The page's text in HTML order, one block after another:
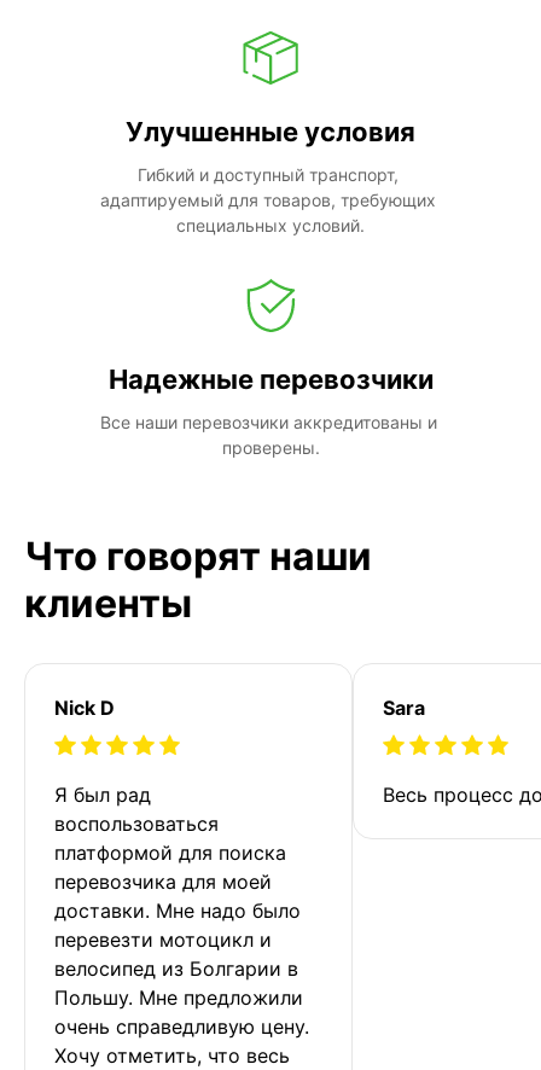
Улучшенные условия
Гибкий и доступный транспорт,
адаптируемый для товаров, требующих
специальных условий.
Надежные перевозчики
Все наши перевозчики аккредитованы и
проверены.
Что говорят наши
клиенты
Nick D
Я был рад
воспользоваться
платформой для поиска
перевозчика для моей
доставки. Мне надо было
перевезти мотоцикл и
велосипед из Болгарии в
Польшу. Мне предложили
очень справедливую цену.
Хочу отметить, что весь
Sara
Весь процесс